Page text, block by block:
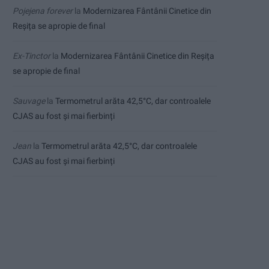
Pojejena foreverla Modernizarea Fântânii Cinetice din
Reșița se apropie de final
Ex-Tinctorla Modernizarea Fântânii Cinetice din Reșița
se apropie de final
Sauvagela Termometrul arăta 42,5°C, dar controalele
CJAS au fost și mai fierbinți
Jean la Termometrul arăta 42,5°C, dar controalele
CJAS au fost și mai fierbinți